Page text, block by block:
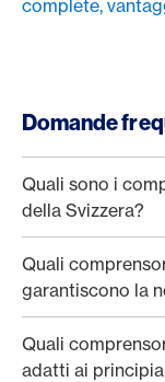
complete,
Domande
Quali sono i
della Svizzera?
Quali
garantiscono la
Quali
adatti ai